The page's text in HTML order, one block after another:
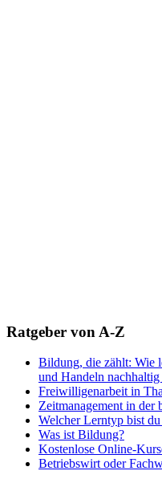
Ratgeber von A-Z
Bildung, die zählt: Wie
und Handeln nachhaltig
Freiwilligenarbeit in
Zeitmanagement in der
Welcher Lerntyp bist
Was ist Bildung?
Kostenlose Online-
Betriebswirt oder